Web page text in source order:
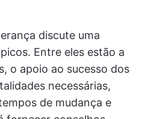
discute uma
Entre eles estão a
o apoio ao sucesso dos
necessárias,
de mudança e